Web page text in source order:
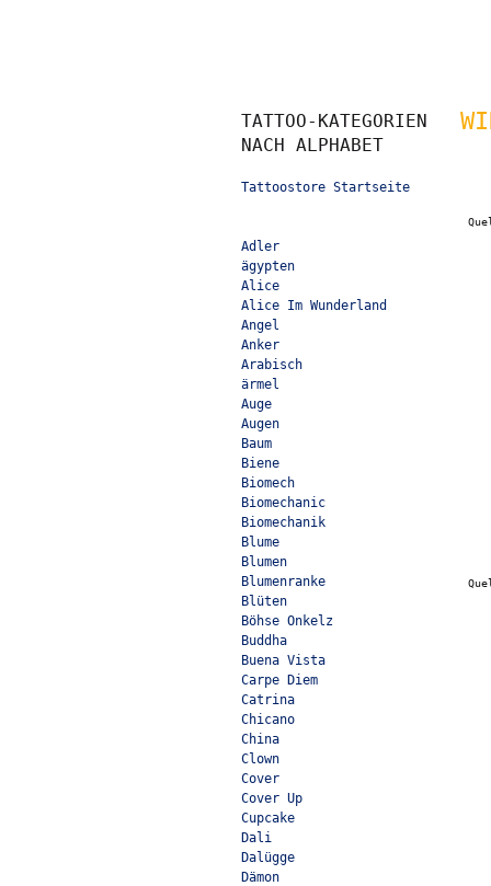
TATTOO-KATEGORIEN
NACH ALPHABET
Tattoostore Startseite
Adler
ägypten
Alice
Alice Im Wunderland
Angel
Anker
Arabisch
ärmel
Auge
Augen
Baum
Biene
Biomech
Biomechanic
Biomechanik
Blume
Blumen
Blumenranke
Blüten
Böhse Onkelz
Buddha
Buena Vista
Carpe Diem
Catrina
Chicano
China
Clown
Cover
Cover Up
Cupcake
Dali
Dalügge
Dämon